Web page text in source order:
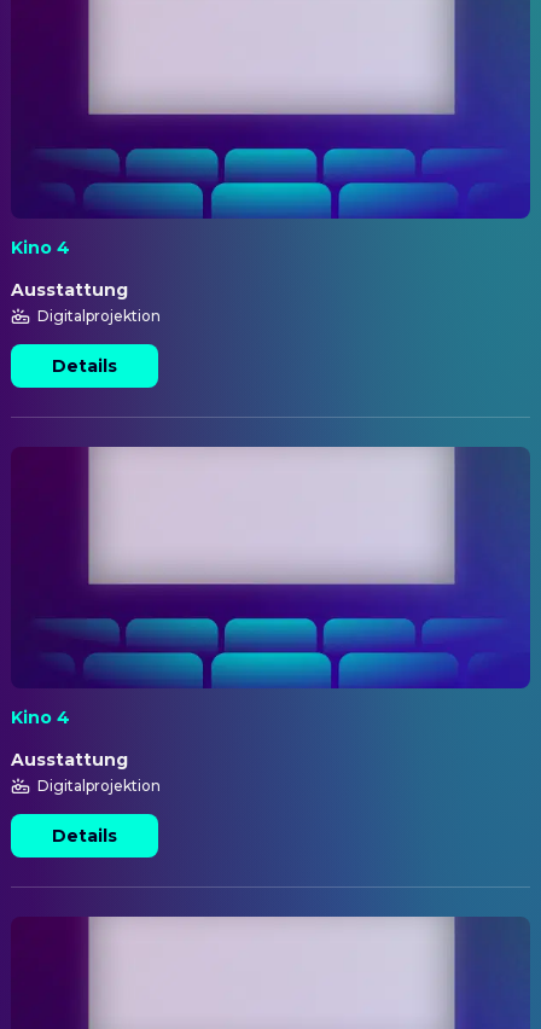
Kino 4
Ausstattung
Digitalprojektion
Details
Kino 4
Ausstattung
Digitalprojektion
Details